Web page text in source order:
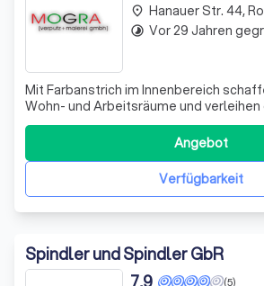
Mit Farbanstrich im Innenbereich
Wohn- und Arbeitsräume und
individuelle Note. Große Bedeutung gewinnen wieder alte
traditionelle Maltechniken. Ob Lack-,
Lasurtechniken. Wir sorgen für Ihr Wohlbefinden und
verarbeiten auf Wunsch reine Na
Verfügbarkeit
Angebot
place Hanauer Str. 44,
timelapse Vor 29 Jahren
Spindler und Spindler GbR
(5)